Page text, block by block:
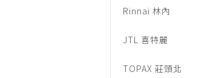
生活家電
Rinnai 林內
JTL 喜特麗
TOPAX 莊頭北